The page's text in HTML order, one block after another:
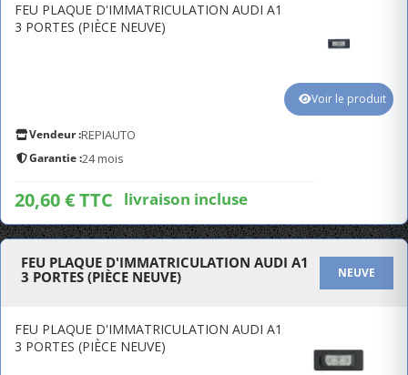
FEU PLAQUE D'IMMATRICULATION AUDI A1
3 PORTES (PIÈCE NEUVE)
Vendeur :REPIAUTO
Garantie :24 mois
20,60 € TTC livraison incluse
Voir le produit
FEU PLAQUE D'IMMATRICULATION AUDI A1
3 PORTES (PIÈCE NEUVE)
NEUVE
FEU PLAQUE D'IMMATRICULATION AUDI A1
3 PORTES (PIÈCE NEUVE)